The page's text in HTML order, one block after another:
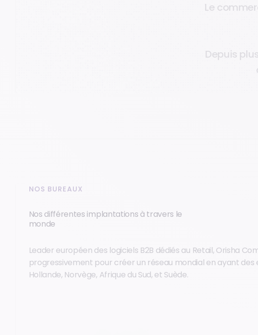
Le commer
Depuis plu
NOS BUREAUX
Nos différentes implantations à travers le
monde
Leader européen des logiciels B2B dédiés au Retail, Orisha
progressivement pour créer un réseau mondial en ayant des
Hollande, Norvège, Afrique du Sud, et Suède.